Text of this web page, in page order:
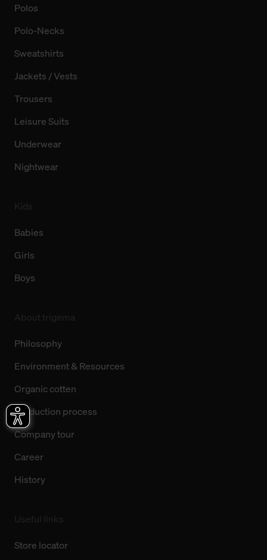
Polos
Polo-Necks
Sweatshirts
Jackets / Vests
Trousers
Leisure Suits
Underwear
Nightwear
Babies
Girls
Boys
Philosophy
Environment & Resources
Organic cotten
Production process
Company tour
Career
History
Store locator